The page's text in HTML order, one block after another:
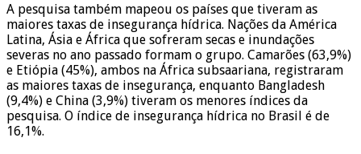
A pesquisa também mapeou os países que tiveram as
maiores taxas de insegurança hídrica. Nações da América
Latina, Ásia e África que sofreram secas e inundações
severas no ano passado formam o grupo. Camarões (63,9%)
e Etiópia (45%), ambos na África subsaariana, registraram
as maiores taxas de insegurança, enquanto Bangladesh
(9,4%) e China (3,9%) tiveram os menores índices da
pesquisa. O índice de insegurança hídrica no Brasil é de
16,1%.